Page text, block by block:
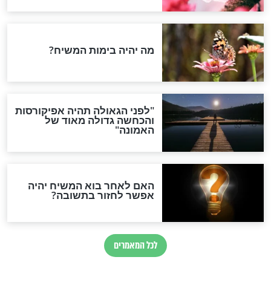
ל"ג בעומר
בעומר
חדשות יהדות
הותר לפרסום: לוחמי מילואים
ההסכם החשאי של טראמפ
ואיראן: בלי שקיפות ועם הרבה
סימני שאלה